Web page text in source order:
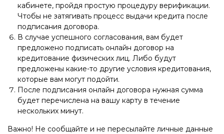
кабинете, пройдя простую процедуру верификации.
Чтобы не затягивать процесс выдачи кредита после
подписания договора.
В случае успешного согласования, вам будет
предложено подписать онлайн договор на
кредитование физических лиц. Либо будут
предложены какие-то другие условия кредитования,
которые вам могут подойти.
После подписания онлайн договора нужная сумма
будет перечислена на вашу карту в течение
нескольких минут.
Важно! Не сообщайте и не пересылайте личные данные